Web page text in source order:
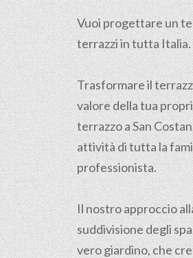
Vuoi progettare un
terrazzi in tutta Italia.
Trasformare il
valore della tua
terrazzo a San
attività di tutta la
professionista.
Il nostro approccio
suddivisione degli
vero giardino, che